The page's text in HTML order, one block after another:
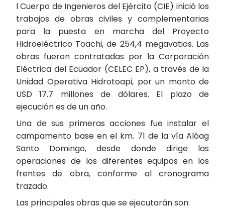
l Cuerpo de Ingenieros del Ejército (CIE) inició los
trabajos de obras civiles y complementarias
para la puesta en marcha del Proyecto
Hidroeléctrico Toachi, de 254,4 megavatios. Las
obras fueron contratadas por la Corporación
Eléctrica del Ecuador (CELEC EP), a través de la
Unidad Operativa Hidrotoapi, por un monto de
USD 17.7 millones de dólares. El plazo de
ejecución es de un año.
Una de sus primeras acciones fue instalar el
campamento base en el km. 71 de la vía Alóag
Santo Domingo, desde donde dirige las
operaciones de los diferentes equipos en los
frentes de obra, conforme al cronograma
trazado.
Las principales obras que se ejecutarán son: